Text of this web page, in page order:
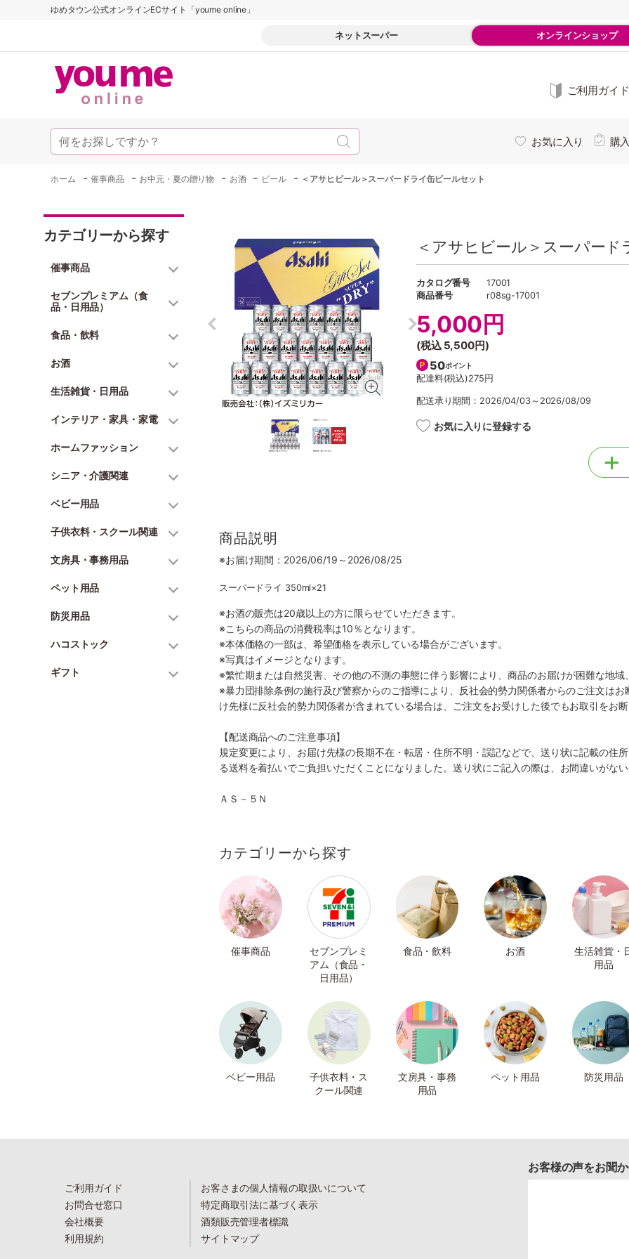
ゆめタウン公式オンラインECサイト「youme online」
ネットスーパー オンラインショップ
ご利用ガイド
お気に入り 購
ホーム -催事商品 - お中元・夏の贈り物 - お酒 - ビール - ＜アサヒビール＞スーパードライ缶ビールセット
カテゴリーから探す
催事商品
セブンプレミアム（食
品・日用品）
食品・飲料
お酒
生活雑貨・日用品
インテリア・家具・家電
ホームファッション
シニア・介護関連
ベビー用品
子供衣料・スクール関連
文房具・事務用品
ペット用品
防災用品
ハコストック
ギフト
＜アサヒビール＞スーパード
カタログ番号
17001
商品番号
r08sg-17001
5,000円
(税込 5,500円)
50ポイント
配達料(税込)275円
配送承り期間：2026/04/03～2026/08/09
お気に入りに登録する
商品説明
※お届け期間：2026/06/19～2026/08/25
スーパードライ 350ml×21
※お酒の販売は20歳以上の方に限らせていただきます。
※こちらの商品の消費税率は10％となります。
※本体価格の一部は、希望価格を表示している場合がございます。
※写真はイメージとなります。
※繁忙期または自然災害、その他の不測の事態に伴う影響により、商品のお届けが困難な地域
※暴力団排除条例の施行及び警察からのご指導により、反社会的勢力関係者からのご注文は
け先様に反社会的勢力関係者が含まれている場合は、ご注文をお受けした後でもお取引をお
【配送商品へのご注意事項】
規定変更により、お届け先様の長期不在・転居・住所不明・誤記などで、送り状に記載の住
る送料を着払いでご負担いただくことになりました。送り状にご記入の際は、お間違いがな
ＡＳ－５Ｎ
カテゴリーから探す
催事商品
セブンプレミ
アム（食品・
日用品）
食品・飲料 お酒
生活雑貨・
用品
ベビー用品
子供衣料・ス
クール関連
文房具・事務
用品
ペット用品 防災用品
ご利用ガイド
お問合せ窓口
会社概要
利用規約
お客さまの個人情報の取扱いについて
特定商取引法に基づく表示
酒類販売管理者標識
サイトマップ
お客様の声をお聞